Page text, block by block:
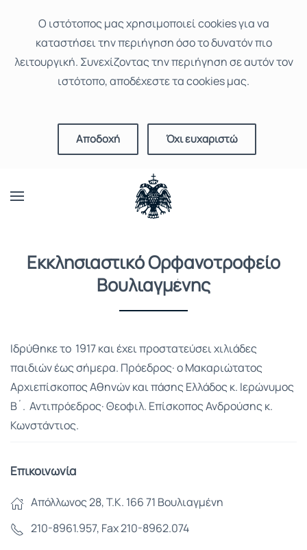
Ο ιστότοπoς μας χρησιμοποιεί cookies για να
καταστήσει την περιήγηση όσο το δυνατόν πιο
λειτουργική. Συνεχίζοντας την περιήγηση σε αυτόν τον
ιστότοπο, αποδέχεστε τα cookies μας.
Αποδοχή Όχι ευχαριστώ
Εκκλησιαστικό Ορφανοτροφείο
Βουλιαγμένης
Ιδρύθηκε το 1917 και έχει προστατεύσει χιλιάδες
παιδιών έως σήμερα. Πρόεδρος· ο Μακαριώτατος
Αρχιεπίσκοπος Αθηνών και πάσης Ελλάδος κ. Ιερώνυμος
Β´. Αντιπρόεδρος· Θεοφιλ. Επίσκοπος Ανδρούσης κ.
Κωνστάντιος.
Επικοινωνία
Απόλλωνος 28, Τ.Κ. 166 71 Βουλιαγμένη
210-8961.957, Fax 210-8962.074